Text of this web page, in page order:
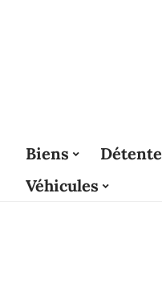
Biens Détente
Véhicules